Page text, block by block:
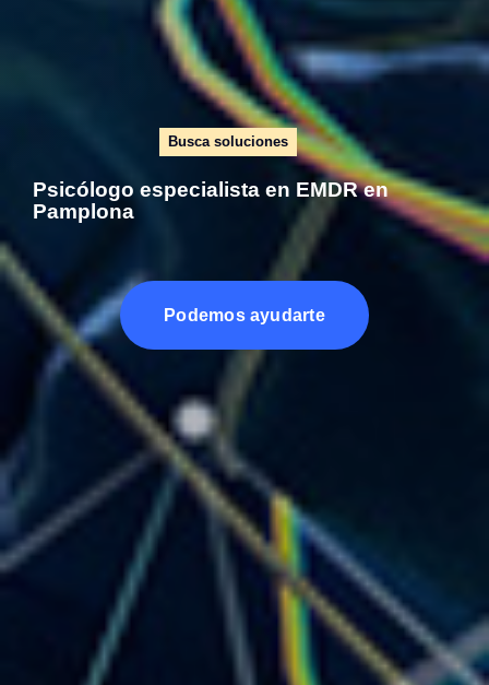
Busca soluciones
Psicólogo especialista en EMDR en
Pamplona
Podemos ayudarte